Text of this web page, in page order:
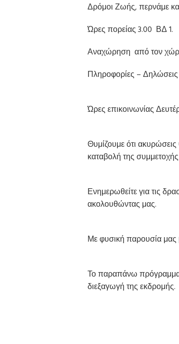
Δρόμοι Ζωής, περνάμε
Ώρες πορείας 3.00 ΒΔ 1.
Αναχώρηση από τον
Πληροφορίες –
Ώρες επικοινωνίας
Θυμίζουμε ότι
καταβολή της
Ενημερωθείτε για τις
ακολουθώντας μας.
Με φυσική παρουσία μας
Το παραπάνω πρόγραμμα
διεξαγωγή της εκδρομής.